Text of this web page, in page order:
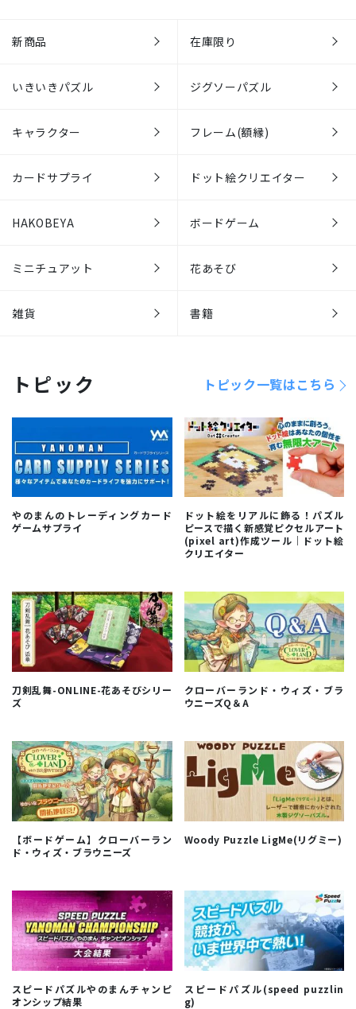
新商品 在庫限り
いきいきパズル ジグソーパズル
キャラクター フレーム(額縁)
カードサプライ ドット絵クリエイター
HAKOBEYA ボードゲーム
ミニチュアット 花あそび
雑貨 書籍
トピック トピック一覧はこちら
やのまんのトレーディングカード
ゲームサプライ
ドット絵をリアルに飾る！パズル
ピースで描く新感覚ピクセルアート
(pixel art)作成ツール｜ドット絵
クリエイター
刀剣乱舞-ONLINE-花あそびシリー
ズ
クローバーランド・ウィズ・ブラ
ウニーズQ＆A
【ボードゲーム】クローバーラン
ド・ウィズ・ブラウニーズ
Woody Puzzle LigMe(リグミー)
スピードパズルやのまんチャンピ
オンシップ結果
スピードパズル(speed puzzlin
g)